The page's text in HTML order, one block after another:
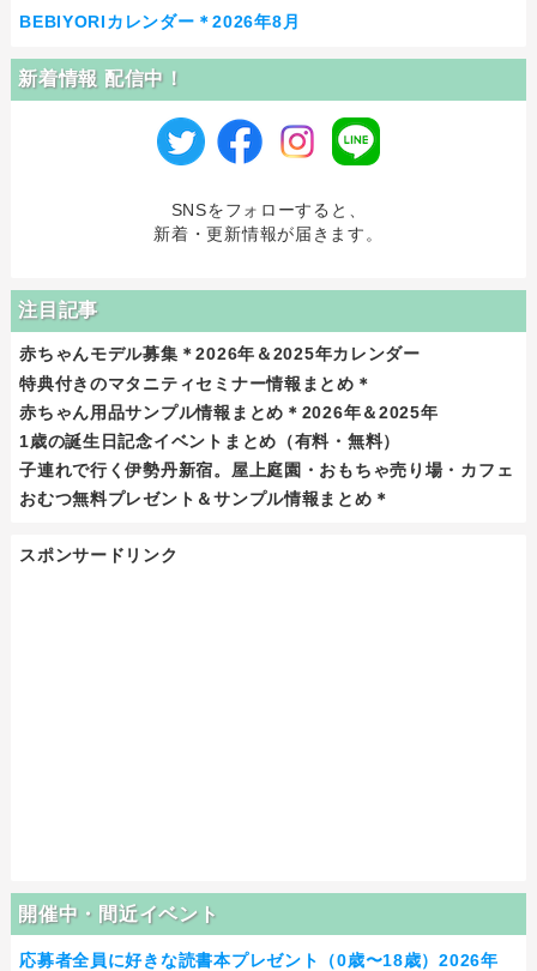
BEBIYORIカレンダー＊2026年8月
新着情報 配信中！
SNSをフォローすると、
新着・更新情報が届きます。
注目記事
赤ちゃんモデル募集＊2026年＆2025年カレンダー
特典付きのマタニティセミナー情報まとめ＊
赤ちゃん用品サンプル情報まとめ＊2026年＆2025年
1歳の誕生日記念イベントまとめ（有料・無料）
子連れで行く伊勢丹新宿。屋上庭園・おもちゃ売り場・カフェ
おむつ無料プレゼント＆サンプル情報まとめ＊
スポンサードリンク
開催中・間近イベント
応募者全員に好きな読書本プレゼント（0歳〜18歳）2026年